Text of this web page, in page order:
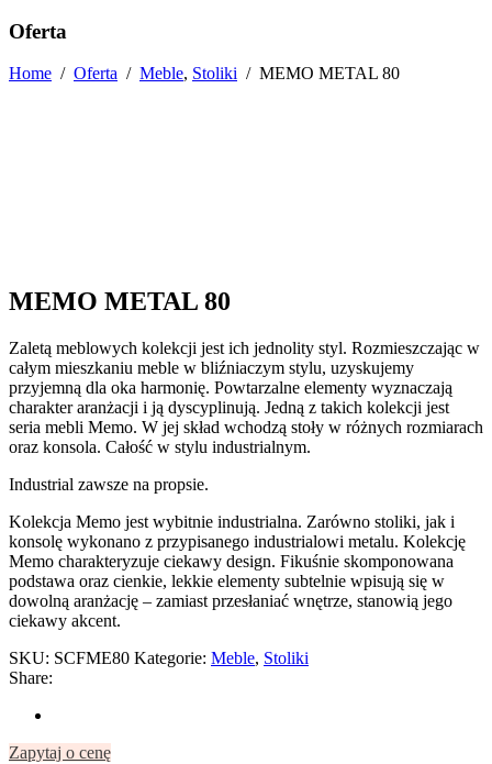
Oferta
Home / Oferta / Meble, Stoliki / MEMO METAL 80
MEMO METAL 80
Zaletą meblowych kolekcji jest ich jednolity styl. Rozmieszczając w
całym mieszkaniu meble w bliźniaczym stylu, uzyskujemy
przyjemną dla oka harmonię. Powtarzalne elementy wyznaczają
charakter aranżacji i ją dyscyplinują. Jedną z takich kolekcji jest
seria mebli Memo. W jej skład wchodzą stoły w różnych rozmiarach
oraz konsola. Całość w stylu industrialnym.
Industrial zawsze na propsie.
Kolekcja Memo jest wybitnie industrialna. Zarówno stoliki, jak i
konsolę wykonano z przypisanego industrialowi metalu. Kolekcję
Memo charakteryzuje ciekawy design. Fikuśnie skomponowana
podstawa oraz cienkie, lekkie elementy subtelnie wpisują się w
dowolną aranżację – zamiast przesłaniać wnętrze, stanowią jego
ciekawy akcent.
SKU: SCFME80 Kategorie: Meble, Stoliki
Share:
Zapytaj o cenę